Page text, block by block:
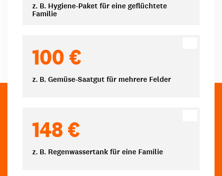
z. B. Hygiene-Paket für eine geflüchtete
Familie
100 €
z. B. Gemüse-Saatgut für mehrere Felder
148 €
z. B. Regenwassertank für eine Familie